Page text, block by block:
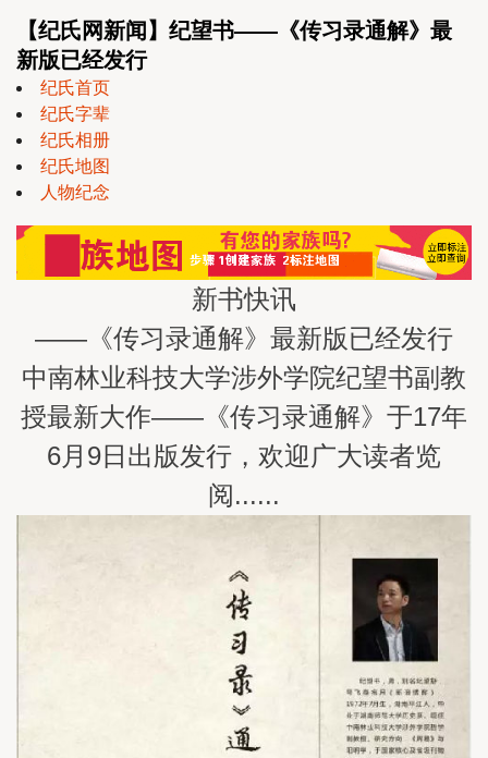
【纪氏网新闻】纪望书——《传习录通解》最
新版已经发行
纪氏首页
纪氏字辈
纪氏相册
纪氏地图
人物纪念
新书快讯
——《传习录通解》最新版已经发行
中南林业科技大学涉外学院纪望书副教
授最新大作——《传习录通解》于17年
6月9日出版发行，欢迎广大读者览
阅......